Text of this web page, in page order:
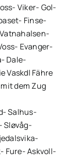
Viker- Gol-
Finse-
Evanger-
Dale-
Vaskdl Fähre
dem Zug
Salhus-
Sløvåg-
Fure- Askvoll-